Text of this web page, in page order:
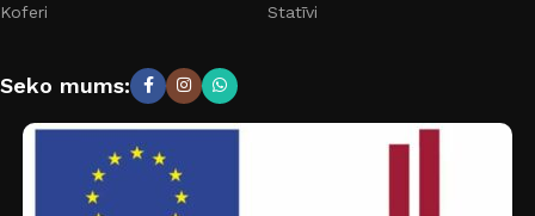
Koferi Statīvi
Seko mums: